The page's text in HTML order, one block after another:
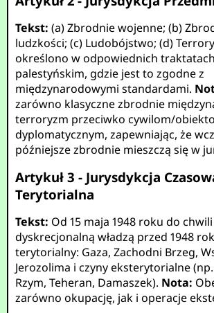
Tekst: (a) Zbrodnie wojenne; (b)
ludzkości; (c) Ludobójstwo; (d)
określono w odpowiednich
palestyńskim, gdzie jest to zgodne z
międzynarodowymi standardami.
zarówno klasyczne zbrodnie
terroryzm przeciwko cywilom/
dyplomatycznym, zapewniając, że
późniejsze zbrodnie mieszczą się w
Artykuł 3 - Jurysdykcja
Terytorialna
Tekst: Od 15 maja 1948 roku do
dyskrecjonalną władzą przed 1948
terytorialny: Gaza, Zachodni Brzeg,
Jerozolima i czyny eksterytorialne
Rzym, Teheran, Damaszek). Nota:
zarówno okupację, jak i operacje